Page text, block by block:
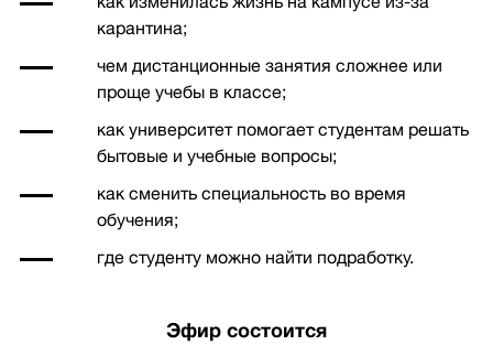
карантина;
чем дистанционные занятия сложнее или
проще учебы в классе;
как университет помогает студентам решать
бытовые и учебные вопросы;
как сменить специальность во время
обучения;
где студенту можно найти подработку.
Эфир состоится